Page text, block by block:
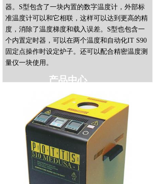
器。S型包含了一块内置的数字温度计，外部标
准温度计可以和它相联，这样可以达到更高的精
度，消除了温度梯度和载入误差。S型也包含一
个内置定时器，可以在两个温度和自动化IT S90
固定点操作时设定炉子。还可以配合精密温度测
量仪一块使用。
产品中心